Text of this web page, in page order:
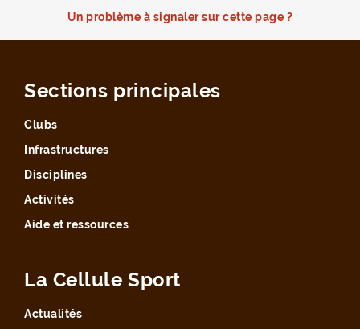
Un problème à signaler sur cette page ?
Sections principales
Clubs
Infrastructures
Disciplines
Activités
Aide et ressources
La Cellule Sport
Actualités